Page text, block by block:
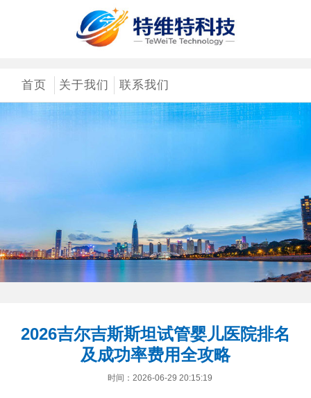
首页 关于我们 联系我们
2026吉尔吉斯斯坦试管婴儿医院排名
及成功率费用全攻略
时间：2026-06-29 20:15:19